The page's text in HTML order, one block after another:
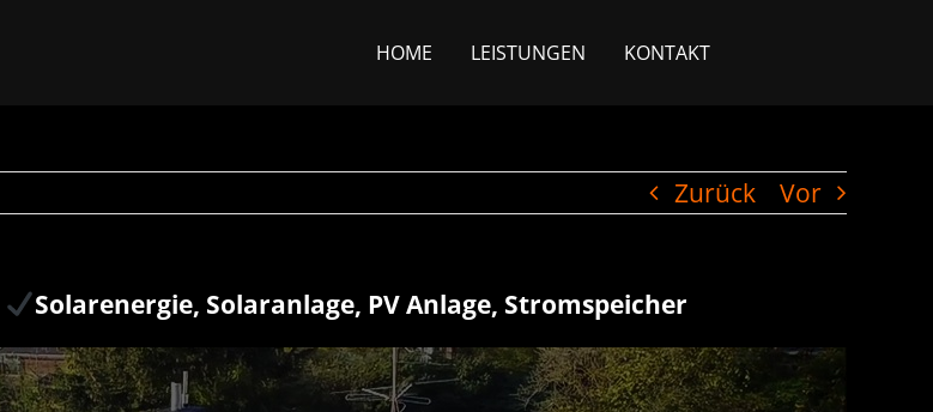
HOME LEISTUNGEN KONTAKT
Zurück Vor
Solarenergie, Solaranlage, PV Anlage, Stromspeicher